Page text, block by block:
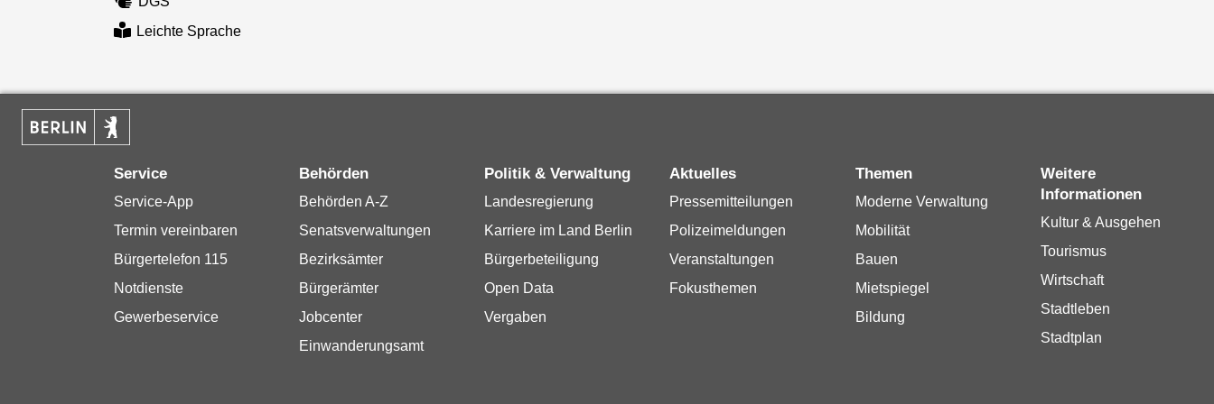
Leichte Sprache
Service
Service-App
Termin vereinbaren
Bürgertelefon 115
Notdienste
Gewerbeservice
Behörden
Behörden A-Z
Senatsverwaltungen
Bezirksämter
Bürgerämter
Jobcenter
Einwanderungsamt
Politik & Verwaltung
Landesregierung
Karriere im Land Berlin
Bürgerbeteiligung
Open Data
Vergaben
Aktuelles
Pressemitteilungen
Polizeimeldungen
Veranstaltungen
Fokusthemen
Themen
Moderne Verwaltung
Mobilität
Bauen
Mietspiegel
Bildung
Weitere
Informationen
Kultur & Ausgehen
Tourismus
Wirtschaft
Stadtleben
Stadtplan